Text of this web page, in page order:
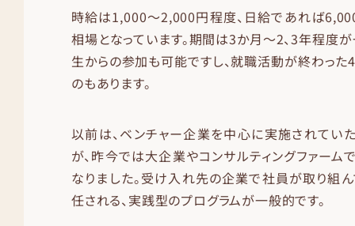
時給は1,000〜2,000円程度、日給であれば
相場となっています。期間は3か月〜2、3年程度
生からの参加も可能ですし、就職活動が終わっ
のもあります。
以前は、ベンチャー企業を中心に実施されてい
が、昨今では大企業やコンサルティングファーム
なりました。受け入れ先の企業で社員が取り組
任される、実践型のプログラムが一般的です。